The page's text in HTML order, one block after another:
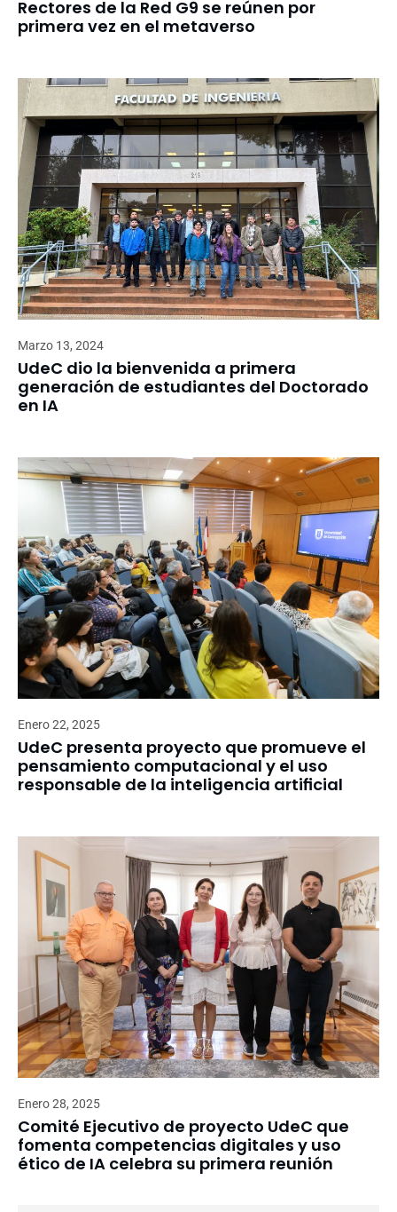
Rectores de la Red G9 se reúnen por
primera vez en el metaverso
Marzo 13, 2024
UdeC dio la bienvenida a primera
generación de estudiantes del Doctorado
en IA
Enero 22, 2025
UdeC presenta proyecto que promueve el
pensamiento computacional y el uso
responsable de la inteligencia artificial
Enero 28, 2025
Comité Ejecutivo de proyecto UdeC que
fomenta competencias digitales y uso
ético de IA celebra su primera reunión